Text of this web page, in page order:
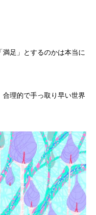
満足」とするのかは本当に
理的で手っ取り早い世界